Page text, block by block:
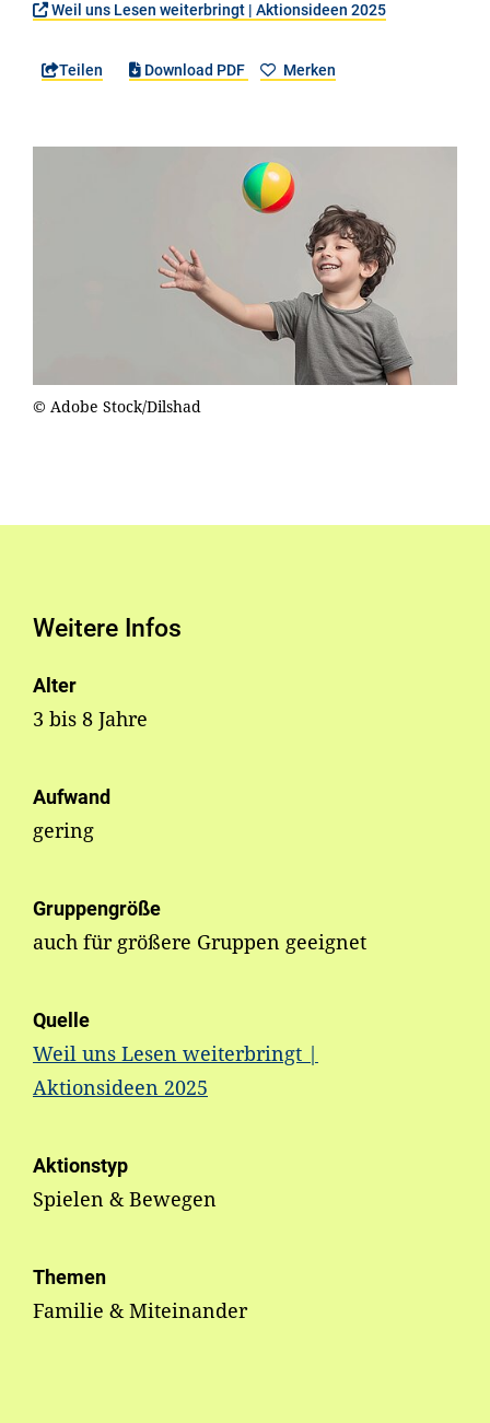
Weil uns Lesen weiterbringt | Aktionsideen 2025
Teilen Download PDF Merken
© Adobe Stock/Dilshad
Weitere Infos
Alter
3 bis 8 Jahre
Aufwand
gering
Gruppengröße
auch für größere Gruppen geeignet
Quelle
Weil uns Lesen weiterbringt |
Aktionsideen 2025
Aktionstyp
Spielen & Bewegen
Themen
Familie & Miteinander